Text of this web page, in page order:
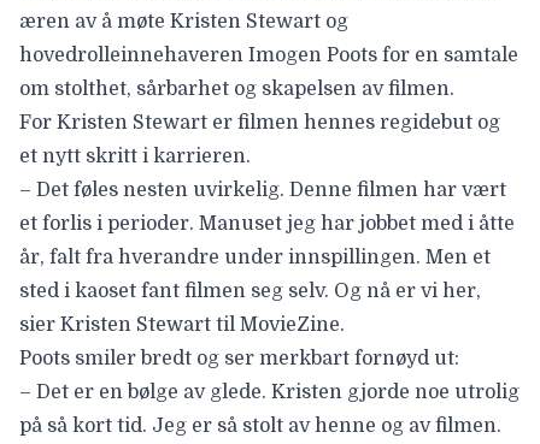
æren av å møte Kristen Stewart og
hovedrolleinnehaveren Imogen Poots for en samtale
om stolthet, sårbarhet og skapelsen av filmen.
For Kristen Stewart er filmen hennes regidebut og
et nytt skritt i karrieren.
– Det føles nesten uvirkelig. Denne filmen har vært
et forlis i perioder. Manuset jeg har jobbet med i åtte
år, falt fra hverandre under innspillingen. Men et
sted i kaoset fant filmen seg selv. Og nå er vi her,
sier Kristen Stewart til MovieZine.
Poots smiler bredt og ser merkbart fornøyd ut:
– Det er en bølge av glede. Kristen gjorde noe utrolig
på så kort tid. Jeg er så stolt av henne og av filmen.